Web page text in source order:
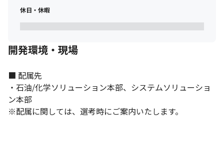
休日・休暇
開発環境・現場
■ 配属先
・石油/化学ソリューション本部、システムソリューショ
ン本部
※配属に関しては、選考時にご案内いたします。